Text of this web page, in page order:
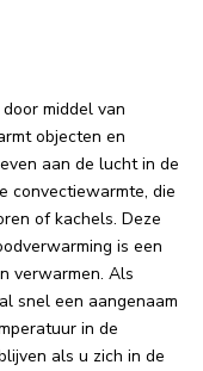
middel van
objecten en
aan de lucht in de
convectiewarmte, die
of kachels. Deze
is een
verwarmen. Als
snel een aangenaam
in de
als u zich in de